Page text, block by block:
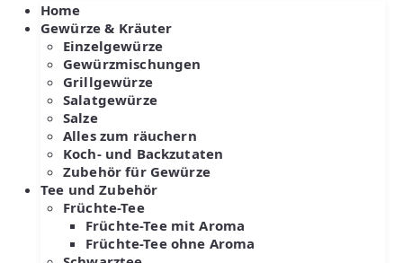
Home
Gewürze & Kräuter
Einzelgewürze
Gewürzmischungen
Grillgewürze
Salatgewürze
Salze
Alles zum räuchern
Koch- und Backzutaten
Zubehör für Gewürze
Tee und Zubehör
Früchte-Tee
Früchte-Tee mit Aroma
Früchte-Tee ohne Aroma